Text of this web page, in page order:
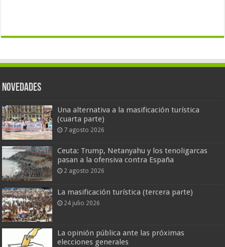
Novedades
Una alternativa a la masificación turística
(cuarta parte)
7 agosto 2026
Ceuta: Trump, Netanyahu y los tenoligarcas
pasan a la ofensiva contra España
2 agosto 2026
La masificación turística (tercera parte)
24 julio 2026
La opinión pública ante las próximas
elecciones generales